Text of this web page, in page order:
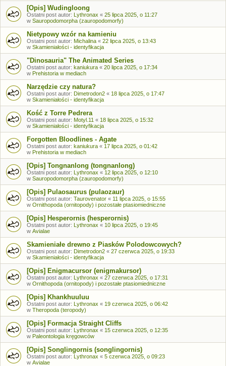
[Opis] Wudingloong
Ostatni post autor: Lythronax « 25 lipca 2025, o 11:27
w Sauropodomorpha (zauropodomorfy)
Nietypowy wzór na kamieniu
Ostatni post autor: Michalina « 22 lipca 2025, o 13:43
w Skamieniałości - identyfikacja
"Dinosauria" The Animated Series
Ostatni post autor: kaniukura « 20 lipca 2025, o 17:34
w Prehistoria w mediach
Narzędzie czy natura?
Ostatni post autor: Dimetrodon2 « 18 lipca 2025, o 17:47
w Skamieniałości - identyfikacja
Kość z Torre Pedrera
Ostatni post autor: Motyl.11 « 18 lipca 2025, o 15:32
w Skamieniałości - identyfikacja
Forgotten Bloodlines - Agate
Ostatni post autor: kaniukura « 17 lipca 2025, o 01:42
w Prehistoria w mediach
[Opis] Tongnanlong (tongnanlong)
Ostatni post autor: Lythronax « 12 lipca 2025, o 12:10
w Sauropodomorpha (zauropodomorfy)
[Opis] Pulaosaurus (pulaozaur)
Ostatni post autor: Taurovenator « 11 lipca 2025, o 15:55
w Ornithopoda (ornitopody) i pozostałe ptasiomiedniczne
[Opis] Hesperornis (hesperornis)
Ostatni post autor: Lythronax « 10 lipca 2025, o 19:45
w Avialae
Skamieniałe drewno z Piasków Polodowcowych?
Ostatni post autor: Dimetrodon2 « 27 czerwca 2025, o 19:33
w Skamieniałości - identyfikacja
[Opis] Enigmacursor (enigmakursor)
Ostatni post autor: Lythronax « 27 czerwca 2025, o 17:31
w Ornithopoda (ornitopody) i pozostałe ptasiomiedniczne
[Opis] Khankhuuluu
Ostatni post autor: Lythronax « 19 czerwca 2025, o 06:42
w Theropoda (teropody)
[Opis] Formacja Straight Cliffs
Ostatni post autor: Lythronax « 15 czerwca 2025, o 12:35
w Paleontologia kręgowców
[Opis] Songlingornis (songlingornis)
Ostatni post autor: Lythronax « 5 czerwca 2025, o 09:23
w Avialae